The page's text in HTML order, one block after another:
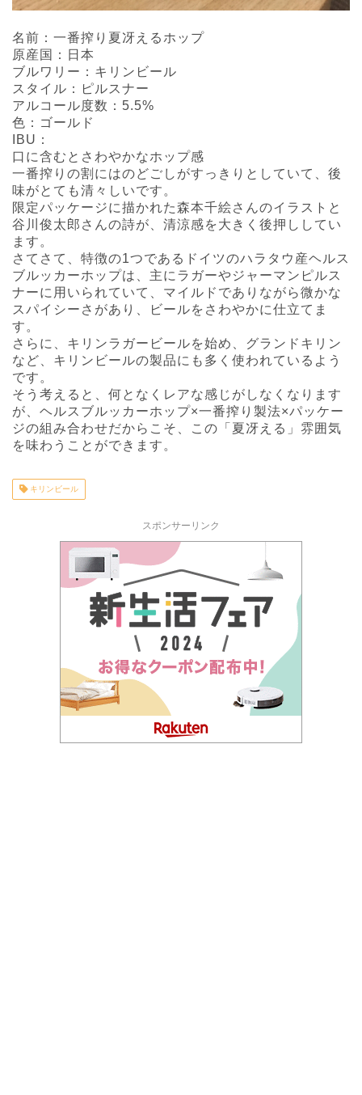
名前：一番搾り夏冴えるホップ
原産国：日本
ブルワリー：キリンビール
スタイル：ピルスナー
アルコール度数：5.5%
色：ゴールド
IBU：
口に含むとさわやかなホップ感
一番搾りの割にはのどごしがすっきりとしていて、後
味がとても清々しいです。
限定パッケージに描かれた森本千絵さんのイラストと
谷川俊太郎さんの詩が、清涼感を大きく後押ししてい
ます。
さてさて、特徴の1つであるドイツのハラタウ産ヘルス
ブルッカーホップは、主にラガーやジャーマンピルス
ナーに用いられていて、マイルドでありながら微かな
スパイシーさがあり、ビールをさわやかに仕立てま
す。
さらに、キリンラガービールを始め、グランドキリン
など、キリンビールの製品にも多く使われているよう
です。
そう考えると、何となくレアな感じがしなくなります
が、ヘルスブルッカーホップ×一番搾り製法×パッケー
ジの組み合わせだからこそ、この「夏冴える」雰囲気
を味わうことができます。
キリンビール
スポンサーリンク